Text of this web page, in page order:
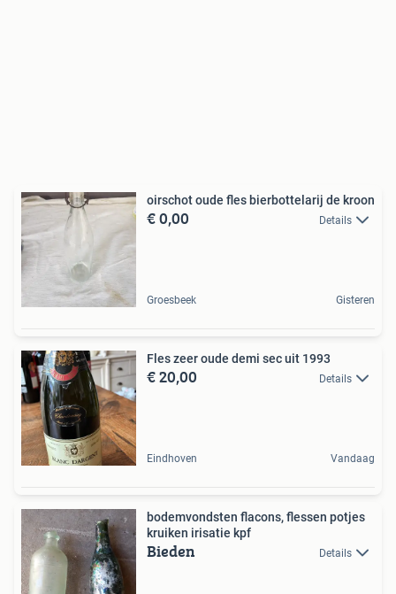
oirschot oude fles bierbottelarij de kroon
€ 0,00 Details
Groesbeek Gisteren
Fles zeer oude demi sec uit 1993
€ 20,00 Details
Eindhoven Vandaag
bodemvondsten flacons, flessen potjes
kruiken irisatie kpf
Bieden Details